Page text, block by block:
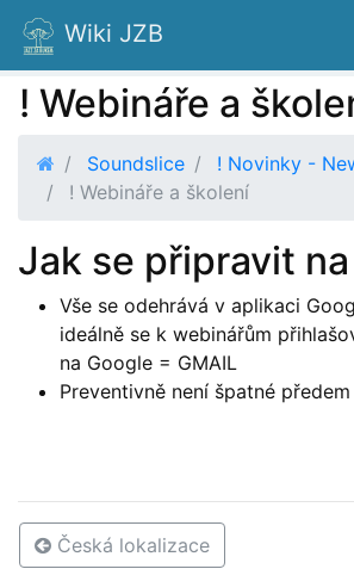
Wiki JZB
! Webináře a
Soundslice
! Novinky -
! Webináře a školení
Jak se připravit
Vše se odehrává v aplikaci
ideálně se k webinářům
na Google = GMAIL
Preventivně není špatné předem
Česká lokalizace